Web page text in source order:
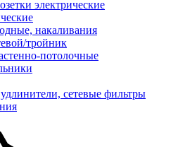
электрические
накаливания
тройник
потолочные
сетевые фильтры